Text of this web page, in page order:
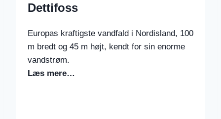
Dettifoss
Europas kraftigste vandfald i Nordisland, 100
m bredt og 45 m højt, kendt for sin enorme
vandstrøm.
Læs mere…